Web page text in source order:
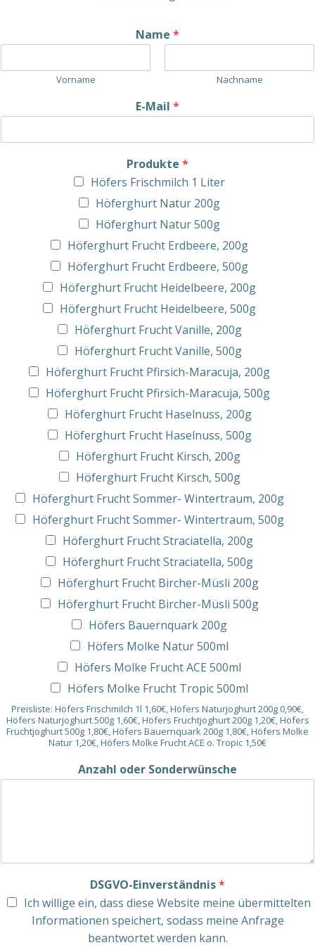
Name *
Vorname Nachname
E-Mail *
Produkte *
Höfers Frischmilch 1 Liter
Höferghurt Natur 200g
Höferghurt Natur 500g
Höferghurt Frucht Erdbeere, 200g
Höferghurt Frucht Erdbeere, 500g
Höferghurt Frucht Heidelbeere, 200g
Höferghurt Frucht Heidelbeere, 500g
Höferghurt Frucht Vanille, 200g
Höferghurt Frucht Vanille, 500g
Höferghurt Frucht Pfirsich-Maracuja, 200g
Höferghurt Frucht Pfirsich-Maracuja, 500g
Höferghurt Frucht Haselnuss, 200g
Höferghurt Frucht Haselnuss, 500g
Höferghurt Frucht Kirsch, 200g
Höferghurt Frucht Kirsch, 500g
Höferghurt Frucht Sommer- Wintertraum, 200g
Höferghurt Frucht Sommer- Wintertraum, 500g
Höferghurt Frucht Straciatella, 200g
Höferghurt Frucht Straciatella, 500g
Höferghurt Frucht Bircher-Müsli 200g
Höferghurt Frucht Bircher-Müsli 500g
Höfers Bauernquark 200g
Höfers Molke Natur 500ml
Höfers Molke Frucht ACE 500ml
Höfers Molke Frucht Tropic 500ml
Preisliste: Höfers Frischmilch 1l 1,60€, Höfers Naturjoghurt 200g 0,90€,
Höfers Naturjoghurt 500g 1,60€, Höfers Fruchtjoghurt 200g 1,20€, Höfers
Fruchtjoghurt 500g 1,80€, Höfers Bauernquark 200g 1,80€, Höfers Molke
Natur 1,20€, Höfers Molke Frucht ACE o. Tropic 1,50€
Anzahl oder Sonderwünsche
DSGVO-Einverständnis*
Ich willige ein, dass diese Website meine übermittelten
Informationen speichert, sodass meine Anfrage
beantwortet werden kann.